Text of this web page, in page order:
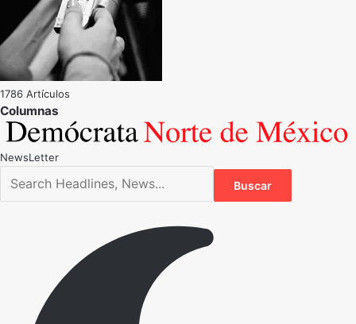
1786 Artículos
NewsLetter